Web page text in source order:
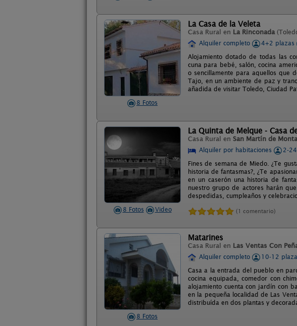
8 Fotos
La Casa de la Veleta
Casa Rural en La Rinconada
Alquiler completo
4+2 plazas
Alojamiento dotado de todas las
cuna para bebé, salón, cocina
o sencillamente para aquellos que
Tajo, en un ambiente de paz y
añadida de visitar Toledo, Ciudad
8 Fotos Video
La Quinta de Melque - Casa
Casa Rural en San Martín de
Alquiler por habitaciones
2-
Fines de semana de Miedo. ¿Te
historia de fantasmas?, ¿Te
en un caserón una historia de
nuestro grupo de actores harán
despedidas, cumpleaños y
(1 comentario)
8 Fotos
Matarines
Casa Rural en Las Ventas Con
Alquiler completo
10-12
Casa a la entrada del pueblo en
cocina equipada, comedor con
alojamiento cuenta con jardín con
en la pequeña localidad de Las
distribuída en dos plantas y